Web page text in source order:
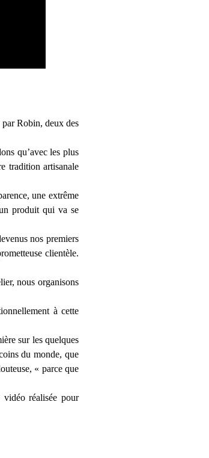
Robin, deux des
qu’avec les plus
tradition artisanale
une extrême
produit qui va se
nos premiers
clientèle.
nous organisons
à cette
sur les quelques
du monde, que
« parce que
réalisée pour